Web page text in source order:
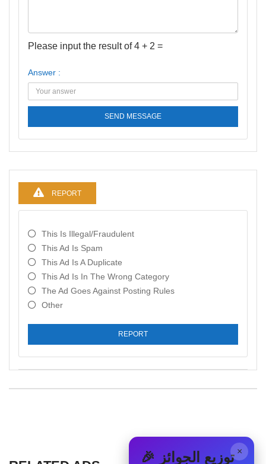
Please input the result of 4 + 2 =
Answer :
SEND MESSAGE
REPORT
This Is Illegal/fraudulent
This Ad Is Spam
This Ad Is A Duplicate
This Ad Is In The Wrong Category
The Ad Goes Against Posting Rules
Other
REPORT
× 🎉 توزيع الجوائز